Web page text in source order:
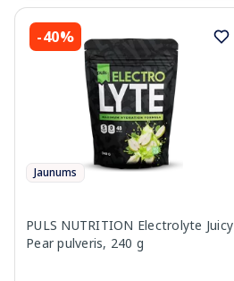
-40%
Jaunums
PULS NUTRITION Electrolyte Juicy
Pear pulveris, 240 g